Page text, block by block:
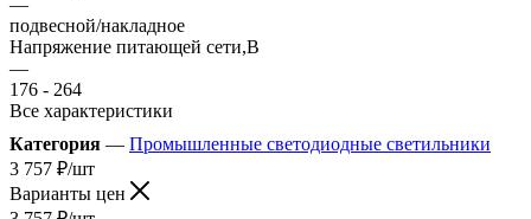
подвесной/накладное
Напряжение питающей сети,В
—
176 - 264
Все характеристики
Категория — Промышленные светодиодные светильники
3 757 ₽/шт
Варианты цен